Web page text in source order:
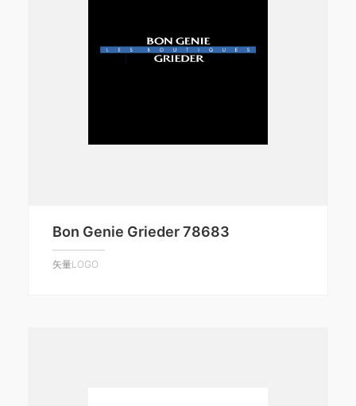
Bon Genie Grieder 78683
矢量LOGO